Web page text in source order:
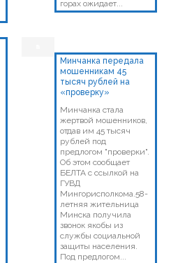
горах ожидает...
Минчанка передала
мошенникам 45
тысяч рублей на
«проверку»
Минчанка стала
жертвой мошенников,
отдав им 45 тысяч
рублей под
предлогом "проверки".
Об этом сообщает
БЕЛТА с ссылкой на
ГУВД
Мингорисполкома.58-
летняя жительница
Минска получила
звонок якобы из
службы социальной
защиты населения.
Под предлогом...